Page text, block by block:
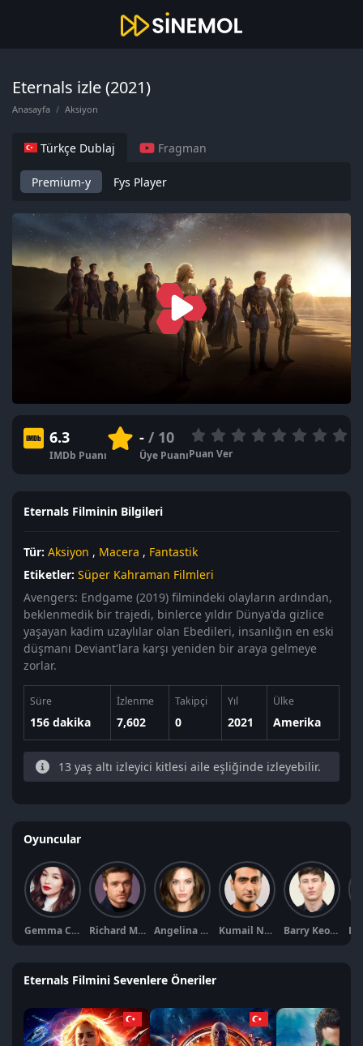
Eternals izle (2021)
Anasayfa Aksiyon
Türkçe Dublaj Fragman
Premium-y Fys Player
6.3
IMDb Puanı
-/ 10
Üye PuanıPuan Ver
Eternals Filminin Bilgileri
Tür: Aksiyon , Macera , Fantastik
Etiketler: Süper Kahraman Filmleri
Avengers: Endgame (2019) filmindeki olayların ardından,
beklenmedik bir trajedi, binlerce yıldır Dünya'da gizlice
yaşayan kadim uzaylılar olan Ebedileri, insanlığın en eski
düşmanı Deviant'lara karşı yeniden bir araya gelmeye
zorlar.
Süre
156 dakika
İzlenme
7,602
Takipçi
0
Yıl
2021
Ülke
Amerika
13 yaş altı izleyici kitlesi aile eşliğinde izleyebilir.
Oyuncular
Gemma Chan Richard Madden Angelina Jolie Kumail Nanjiani Barry Keoghan
Eternals Filmini Sevenlere Öneriler